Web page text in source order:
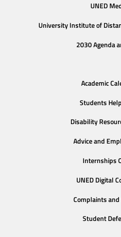
UNED
University Institute of
2030 Agenda
Academic
Students
Disability
Advice and
Internships
UNED Digital
Complaints
Student